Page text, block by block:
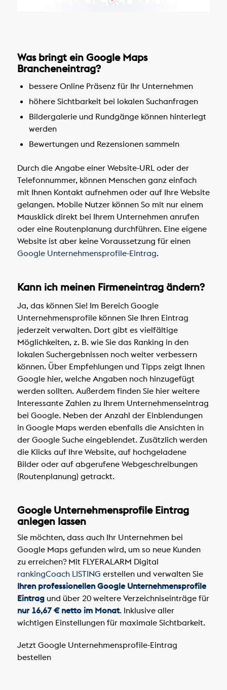
Was bringt ein Google Maps
Brancheneintrag?
bessere Online Präsenz für Ihr Unternehmen
höhere Sichtbarkeit bei lokalen Suchanfragen
Bildergalerie und Rundgänge können hinterlegt
werden
Bewertungen und Rezensionen sammeln
Durch die Angabe einer Website-URL oder der
Telefonnummer, können Menschen ganz einfach
mit Ihnen Kontakt aufnehmen oder auf Ihre Website
gelangen. Mobile Nutzer können So mit nur einem
Mausklick direkt bei Ihrem Unternehmen anrufen
oder eine Routenplanung durchführen. Eine eigene
Website ist aber keine Voraussetzung für einen
Google Unternehmensprofile-Eintrag.
Kann ich meinen Firmeneintrag ändern?
Ja, das können Sie! Im Bereich Google
Unternehmensprofile können Sie Ihren Eintrag
jederzeit verwalten. Dort gibt es vielfältige
Möglichkeiten, z. B. wie Sie das Ranking in den
lokalen Suchergebnissen noch weiter verbessern
können. Über Empfehlungen und Tipps zeigt Ihnen
Google hier, welche Angaben noch hinzugefügt
werden sollten. Außerdem finden Sie hier weitere
Interessante Zahlen zu Ihrem Unternehmenseintrag
bei Google. Neben der Anzahl der Einblendungen
in Google Maps werden ebenfalls die Ansichten in
der Google Suche eingeblendet. Zusätzlich werden
die Klicks auf Ihre Website, auf hochgeladene
Bilder oder auf abgerufene Webgeschreibungen
(Routenplanung) getrackt.
Google Unternehmensprofile Eintrag
anlegen lassen
Sie möchten, dass auch Ihr Unternehmen bei
Google Maps gefunden wird, um so neue Kunden
zu erreichen? Mit FLYERALARM Digital
rankingCoach LISTING erstellen und verwalten Sie
Ihren professionellen Google Unternehmensprofile
Eintragund über 20 weitere Verzeichniseinträge für
nur 16,67 € netto im Monat. Inklusive aller
wichtigen Einstellungen für maximale Sichtbarkeit.
Jetzt Google Unternehmensprofile-Eintrag
bestellen